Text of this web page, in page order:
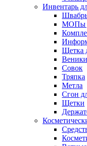
Инвентарь
МОПы
Щетка
Веники
Совок
Тряпка
Метла
Сгон
Щетки